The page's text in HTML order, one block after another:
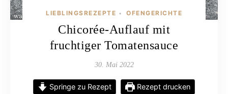
LIEBLINGSREZEPTE • OFENGERICHTE
Chicorée-Auflauf mit
fruchtiger Tomatensauce
30. Mai 2022
Springe zu Rezept Rezept drucken